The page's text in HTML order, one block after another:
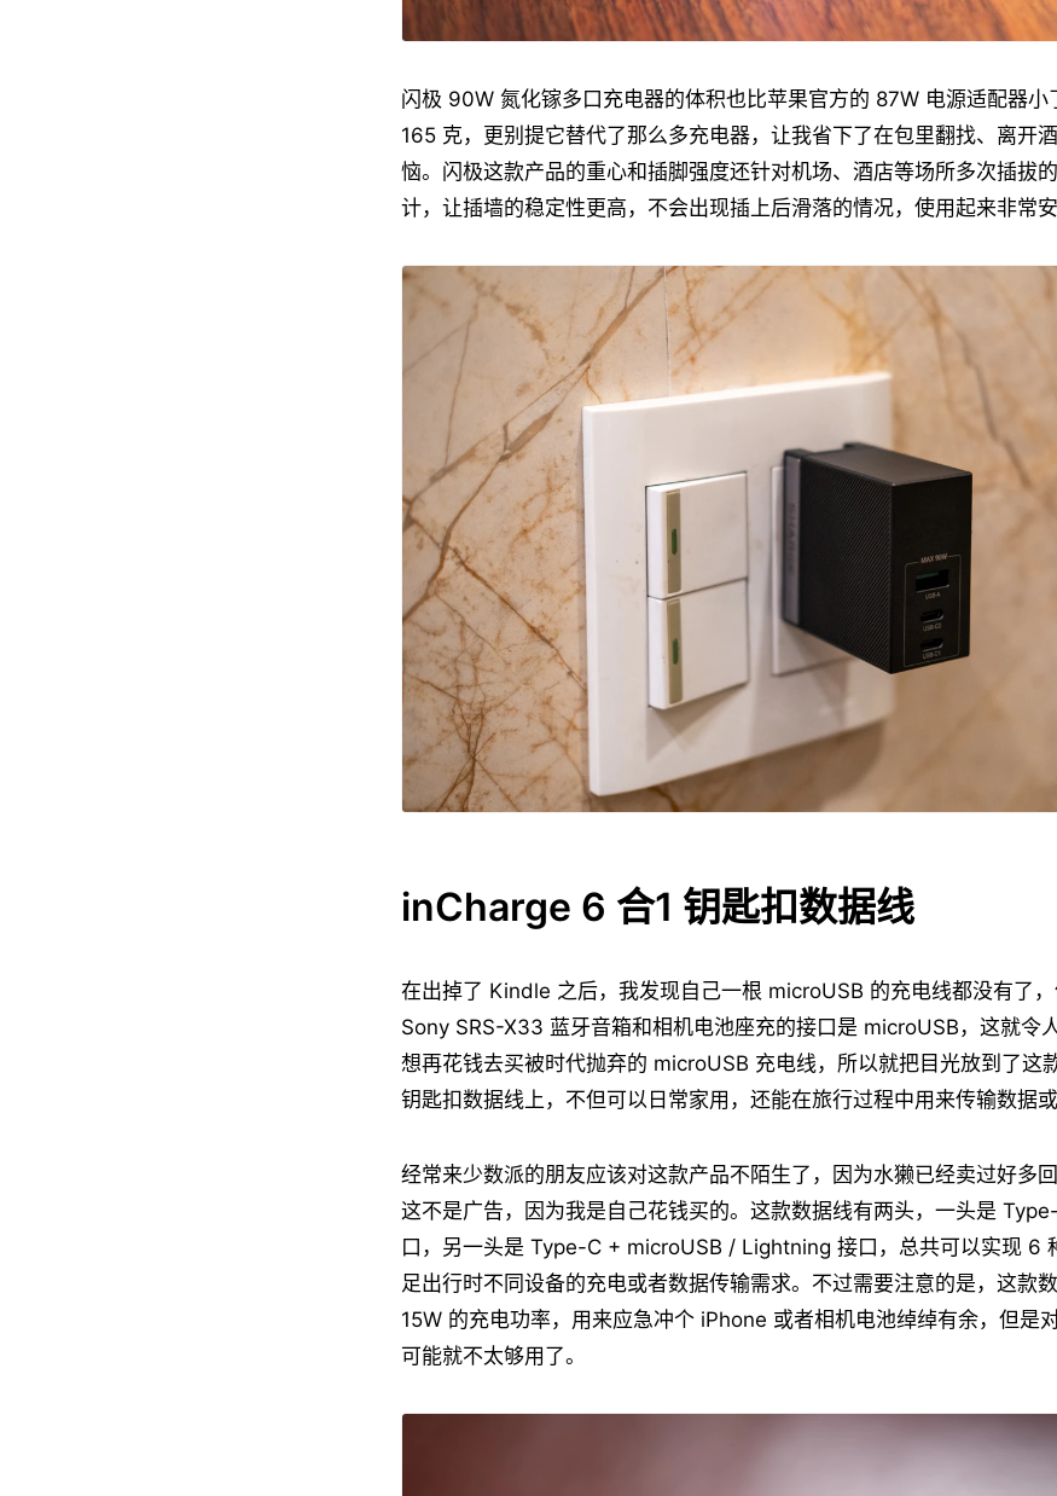
闪极 90W 氮化镓多口充电器的体积也比苹果官方的 87W 电源适配器小
165 克，更别提它替代了那么多充电器，让我省下了在包里翻找、离开
恼。闪极这款产品的重心和插脚强度还针对机场、酒店等场所多次插拔
计，让插墙的稳定性更高，不会出现插上后滑落的情况，使用起来非常安
inCharge 6 合1 钥匙扣数据线
在出掉了 Kindle 之后，我发现自己一根 microUSB 的充电线都没有了
Sony SRS-X33 蓝牙音箱和相机电池座充的接口是 microUSB，这就令
想再花钱去买被时代抛弃的 microUSB 充电线，所以就把目光放到了这
钥匙扣数据线上，不但可以日常家用，还能在旅行过程中用来传输数据或
经常来少数派的朋友应该对这款产品不陌生了，因为水獭已经卖过好多
这不是广告，因为我是自己花钱买的。这款数据线有两头，一头是
口，另一头是 Type-C + microUSB / Lightning 接口，总共可以实现 6
足出行时不同设备的充电或者数据传输需求。不过需要注意的是，这款
15W 的充电功率，用来应急冲个 iPhone 或者相机电池绰绰有余，但是
可能就不太够用了。